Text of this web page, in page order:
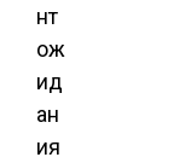
нт
ож
ид
ан
ия